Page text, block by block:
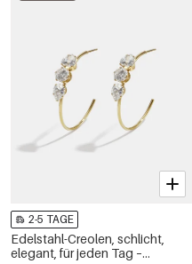
2-5 TAGE
Edelstahl-Creolen, schlicht,
elegant, für jeden Tag –